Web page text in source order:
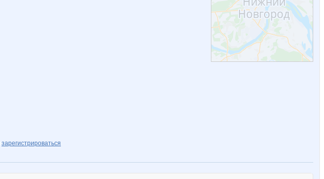
зарегистрироваться